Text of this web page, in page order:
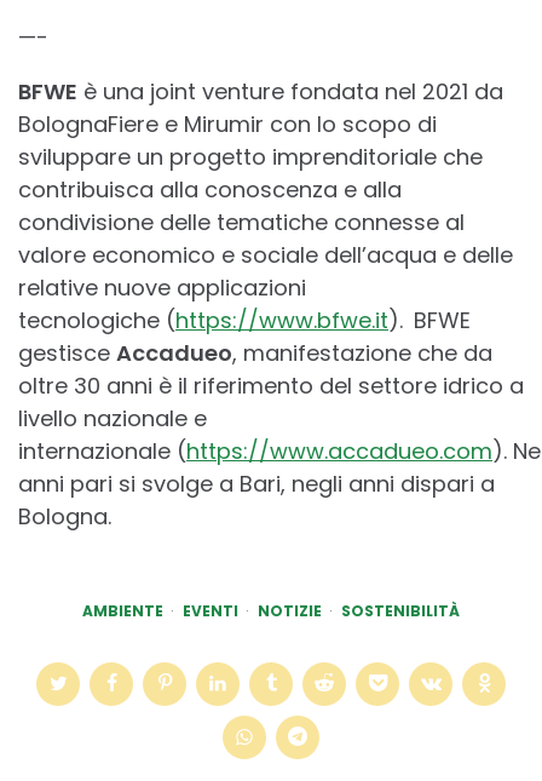
—-
BFWE è una joint venture fondata nel 2021 da
BolognaFiere e Mirumir con lo scopo di
sviluppare un progetto imprenditoriale che
contribuisca alla conoscenza e alla
condivisione delle tematiche connesse al
valore economico e sociale dell’acqua e delle
relative nuove applicazioni
tecnologiche (https://www.bfwe.it). BFWE
gestisce Accadueo, manifestazione che da
oltre 30 anni è il riferimento del settore idrico a
livello nazionale e
internazionale (https://www.accadueo.com).
anni pari si svolge a Bari, negli anni dispari a
Bologna.
AMBIENTE EVENTI NOTIZIE SOSTENIBILITÀ